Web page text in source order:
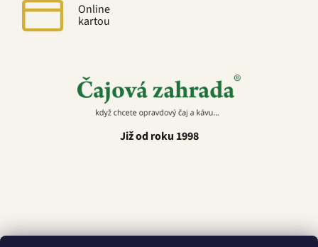
Online
kartou
Již od roku 1998